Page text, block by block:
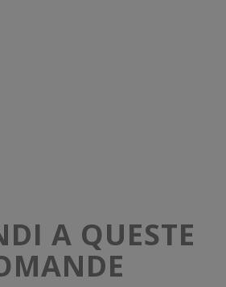
A QUESTE